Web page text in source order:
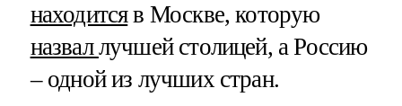
находитсяв Москве, которую
назваллучшей столицей, а Россию
– одной из лучших стран​​​.